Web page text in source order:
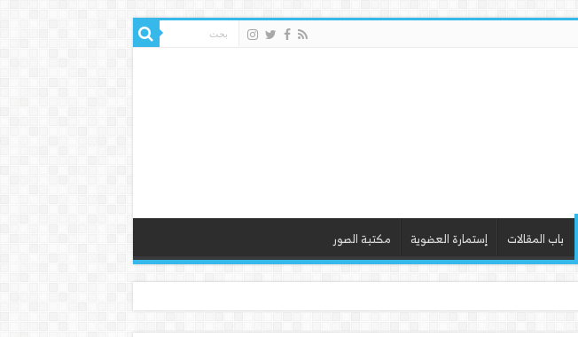
باب المقالات إستمارة العضوية مكتبة الصور